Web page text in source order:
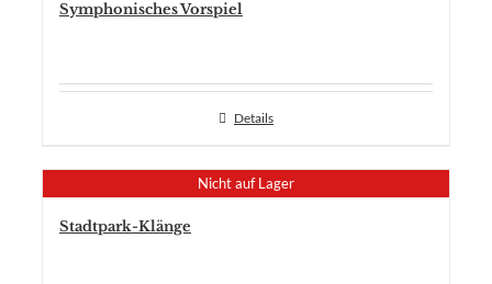
Symphonisches Vorspiel
Details
Nicht auf Lager
Stadtpark-Klänge